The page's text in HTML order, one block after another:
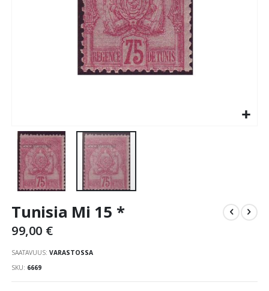
to
beginning
images
gallery
Tunisia Mi 15 *
99,00 €
SAATAVUUS: VARASTOSSA
SKU 6669